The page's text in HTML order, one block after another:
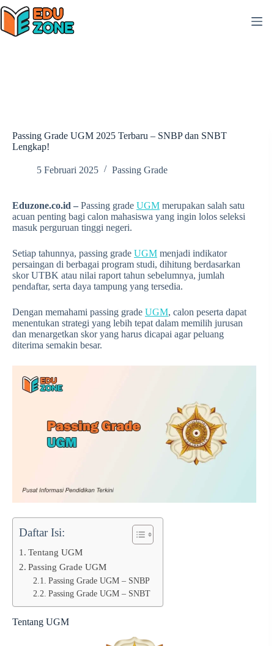
Skip
to
content
Passing Grade UGM 2025 Terbaru – SNBP dan SNBT
Lengkap!
5 Februari 2025 Passing Grade
Eduzone.co.id – Passing grade UGM merupakan salah satu
acuan penting bagi calon mahasiswa yang ingin lolos seleksi
masuk perguruan tinggi negeri.
Setiap tahunnya, passing grade UGM menjadi indikator
persaingan di berbagai program studi, dihitung berdasarkan
skor UTBK atau nilai raport tahun sebelumnya, jumlah
pendaftar, serta daya tampung yang tersedia.
Dengan memahami passing grade UGM, calon peserta dapat
menentukan strategi yang lebih tepat dalam memilih jurusan
dan menargetkan skor yang harus dicapai agar peluang
diterima semakin besar.
Daftar Isi:
Tentang UGM
Passing Grade UGM
Passing Grade UGM – SNBP
Passing Grade UGM – SNBT
Tentang UGM